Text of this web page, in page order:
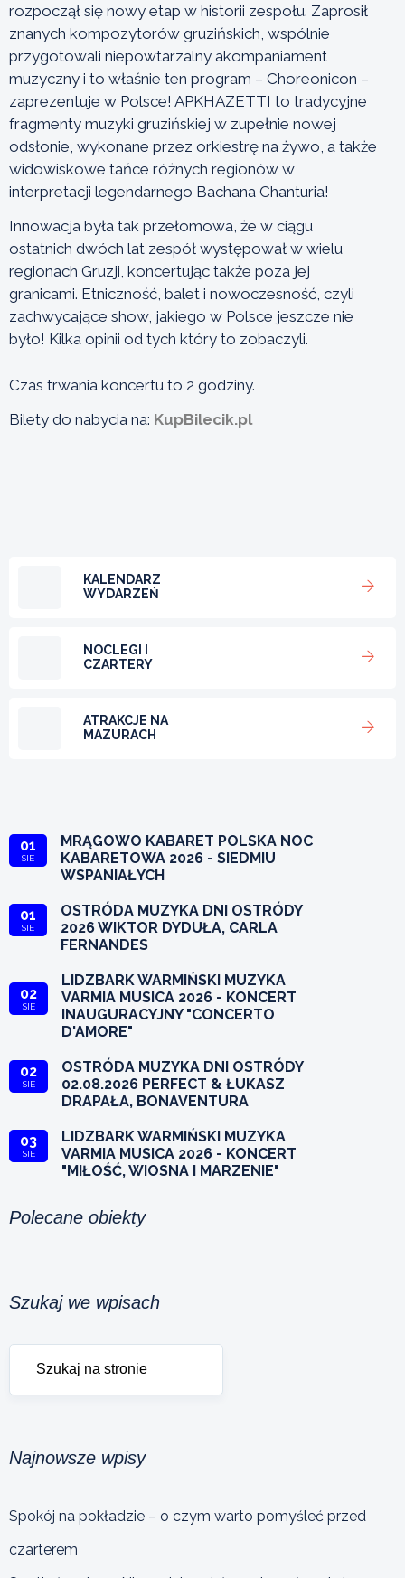
rozpoczął się nowy etap w historii zespołu. Zaprosił
znanych kompozytorów gruzińskich, wspólnie
przygotowali niepowtarzalny akompaniament
muzyczny i to właśnie ten program – Choreonicon –
zaprezentuje w Polsce! APKHAZETTI to tradycyjne
fragmenty muzyki gruzińskiej w zupełnie nowej
odsłonie, wykonane przez orkiestrę na żywo, a także
widowiskowe tańce różnych regionów w
interpretacji legendarnego Bachana Chanturia!
Innowacja była tak przełomowa, że w ciągu
ostatnich dwóch lat zespół występował w wielu
regionach Gruzji, koncertując także poza jej
granicami. Etniczność, balet i nowoczesność, czyli
zachwycające show, jakiego w Polsce jeszcze nie
było! Kilka opinii od tych który to zobaczyli.
Czas trwania koncertu to 2 godziny.
Bilety do nabycia na: KupBilecik.pl
KALENDARZ
WYDARZEŃ
NOCLEGI I
CZARTERY
ATRAKCJE NA
MAZURACH
01
SIE
MRĄGOWO KABARET POLSKA NOC
KABARETOWA 2026 - SIEDMIU
WSPANIAŁYCH
01
SIE
OSTRÓDA MUZYKA DNI OSTRÓDY
2026 WIKTOR DYDUŁA, CARLA
FERNANDES
02
SIE
LIDZBARK WARMIŃSKI MUZYKA
VARMIA MUSICA 2026 - KONCERT
INAUGURACYJNY "CONCERTO
D'AMORE"
02
SIE
OSTRÓDA MUZYKA DNI OSTRÓDY
02.08.2026 PERFECT & ŁUKASZ
DRAPAŁA, BONAVENTURA
03
SIE
LIDZBARK WARMIŃSKI MUZYKA
VARMIA MUSICA 2026 - KONCERT
"MIŁOŚĆ, WIOSNA I MARZENIE"
Polecane obiekty
Szukaj we wpisach
Najnowsze wpisy
Spokój na pokładzie – o czym warto pomyśleć przed
czarterem